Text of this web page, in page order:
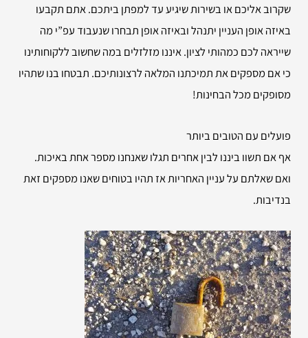
שקרוב אליכם או בשירות שיגיע עד למפתן ביתכם. אתם תקבעו
באיזה אופן העניין יתנהל ובאיזה אופן תבחרו שנעבוד עפ”י מה
שייראה לכם כמהותי לציון. איננו מזלזלים במה שחשוב ללקוחותינו
כי אם מספקים את תמיכתנו המלאה לרצונותיכם. תבטחו בנו שתהיו
מסופקים מכל הבחינות!
פועלים עם הטובים ביותר
אף אם תשוו ביננו לבין אחרים תגלו שאנחנו מספר אחת באיכות.
ואם שאלתם על עניין האחריות אז תהיו בטוחים שאנו מספקים זאת
בנדיבות.